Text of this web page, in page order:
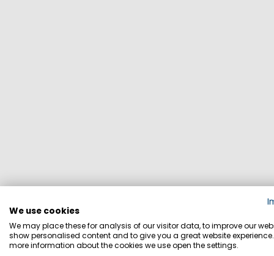
We use cookies
We may place these for analysis of our visitor data, to improve our
show personalised content and to give you a great website experience.
more information about the cookies we use open the settings.